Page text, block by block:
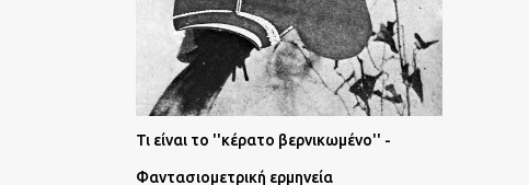
Τι είναι το ''κέρατο βερνικωμένο'' -
Φαντασιομετρική ερμηνεία